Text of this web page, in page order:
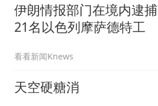
伊朗情报部门在境内逮捕
21名以色列摩萨德特工
看看新闻Knews
天空硬糖消